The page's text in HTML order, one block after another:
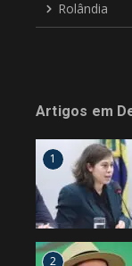
Rolândia
Artigos em
1
2